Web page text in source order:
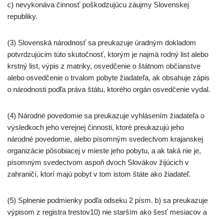
c) nevykonáva činnosť poškodzujúcu záujmy Slovenskej
republiky.
(3) Slovenská národnosť sa preukazuje úradným dokladom
potvrdzujúcim túto skutočnosť, ktorým je najmä rodný list alebo
krstný list, výpis z matriky, osvedčenie o štátnom občianstve
alebo osvedčenie o trvalom pobyte žiadateľa, ak obsahuje zápis
o národnosti podľa práva štátu, ktorého orgán osvedčenie vydal.
(4) Národné povedomie sa preukazuje vyhlásením žiadateľa o
výsledkoch jeho verejnej činnosti, ktoré preukazujú jeho
národné povedomie, alebo písomným svedectvom krajanskej
organizácie pôsobiacej v mieste jeho pobytu, a ak taká nie je,
písomným svedectvom aspoň dvoch Slovákov žijúcich v
zahraničí, ktorí majú pobyt v tom istom štáte ako žiadateľ.
(5) Splnenie podmienky podľa odseku 2 písm. b) sa preukazuje
výpisom z registra trestov10) nie starším ako šesť mesiacov a